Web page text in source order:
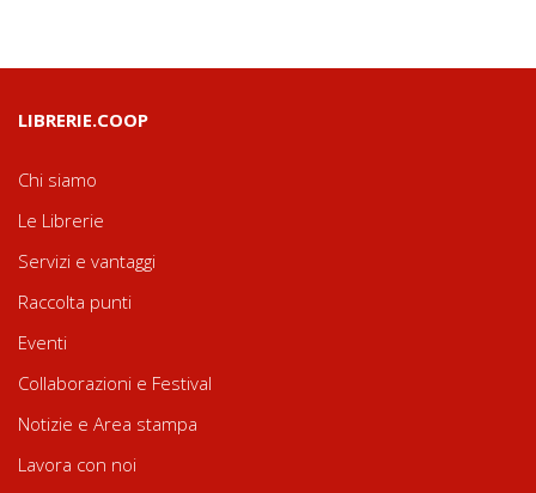
LIBRERIE.COOP
Chi siamo
Le Librerie
Servizi e vantaggi
Raccolta punti
Eventi
Collaborazioni e Festival
Notizie e Area stampa
Lavora con noi